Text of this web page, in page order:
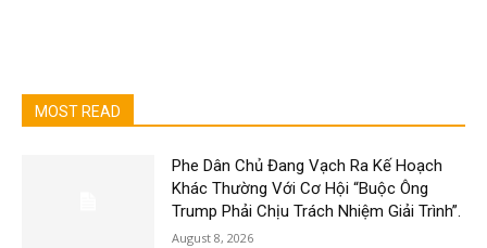
MOST READ
Phe Dân Chủ Đang Vạch Ra Kế Hoạch
Khác Thường Với Cơ Hội “Buộc Ông
Trump Phải Chịu Trách Nhiệm Giải Trình”.
August 8, 2026